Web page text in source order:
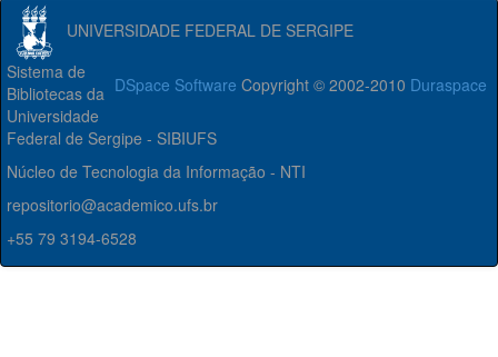
UNIVERSIDADE FEDERAL DE SERGIPE
DSpace Software Copyright © 2002-2010 Duraspace
Sistema de
Bibliotecas da
Universidade
Federal de Sergipe - SIBIUFS
Núcleo de Tecnologia da Informação - NTI
repositorio@academico.ufs.br
+55 79 3194-6528